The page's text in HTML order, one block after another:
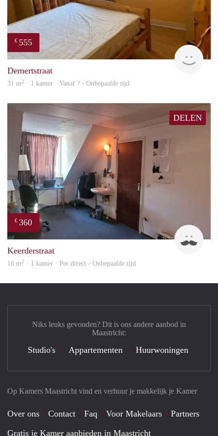
€ 555
Demertstraat
31 m2 · 1 kamer · Vanaf ? - Onbepaalde tijd
DELEN
€ 360
Keerderstraat
16 m2 · 1 kamer · Per direct - Onbepaalde tijd
Op Kamers Maastricht vind en verhuur je makkelijk je Kamer
Over ons Contact Faq Voor Makelaars
Partners
Gratis je Kamer aanbieden in Maastricht
Niks leuks gevonden? Dit is ons andere aanbod in
Maastricht:
Studio's Appartementen Huurwoningen